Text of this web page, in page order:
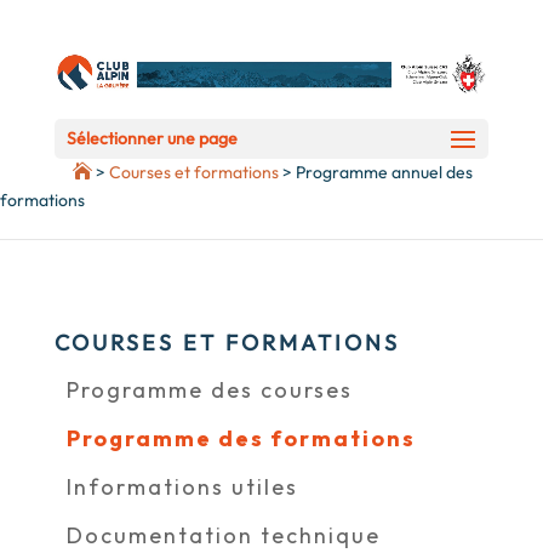
Sélectionner une page
> Courses et formations> Programme annuel des
formations
COURSES ET FORMATIONS
Programme des courses
Programme des formations
Informations utiles
Documentation technique